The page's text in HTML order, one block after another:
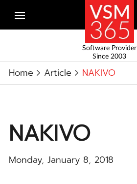
Open
Software Provider
Since 2003
Home Article NAKIVO
NAKIVO
Monday, January 8, 2018